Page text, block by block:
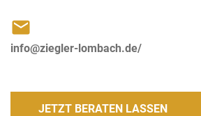
info@ziegler-lombach.de/
JETZT BERATEN LASSEN